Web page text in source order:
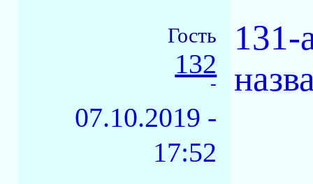
Гость
132
-
07.10.2019 -
17:52
131-